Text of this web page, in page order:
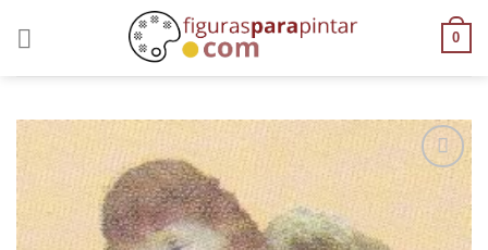
0
AÑADIR
A LA
LISTA